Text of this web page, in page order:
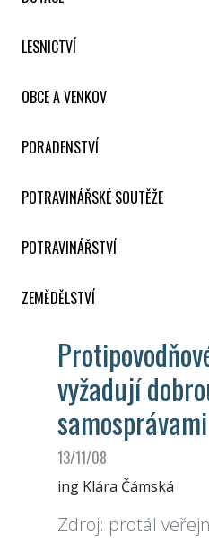
LESNICTVÍ
OBCE A VENKOV
PORADENSTVÍ
POTRAVINÁŘSKÉ SOUTĚŽE
POTRAVINÁŘSTVÍ
ZEMĚDĚLSTVÍ
vyžadují
samosprávami
13/11/08
ing Klára Čámská
Zdroj: protál